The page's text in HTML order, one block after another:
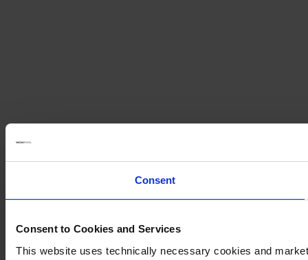
Consent
Consent to Cookies and Services
This website uses technically necessary cookies and